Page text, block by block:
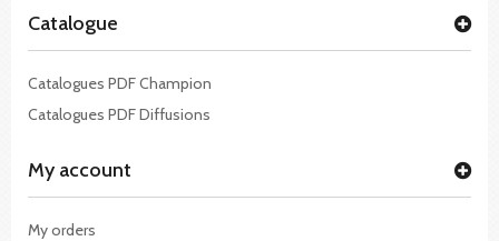
Catalogue
Catalogues PDF Champion
Catalogues PDF Diffusions
My account
My orders